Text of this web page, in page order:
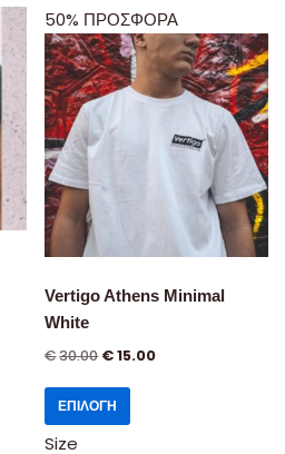
50% ΠΡΟΣΦΟΡΑ
Vertigo Athens Minimal
White
€30.00 €15.00
ΕΠΙΛΟΓΉ
Size